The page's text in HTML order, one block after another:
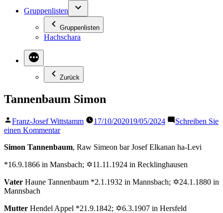
Gruppenlisten
Gruppenlisten
Hachschara
Zurück
Tannenbaum Simon
Veröffentlicht
von
Franz-Josef Wittstamm 17/10/202019/05/2024
Schreiben Sie
einen Kommentarzu
Simon
Simon Tannenbaum, Raw Simeon bar Josef Elkanan ha-Levi
*16.9.1866 in Mansbach; ✡11.11.1924 in Recklinghausen
Vater Haune Tannenbaum *2.1.1932 in Mannsbach; ✡24.1.1880 in
Mannsbach
Mutter Hendel Appel *21.9.1842; ✡6.3.1907 in Hersfeld